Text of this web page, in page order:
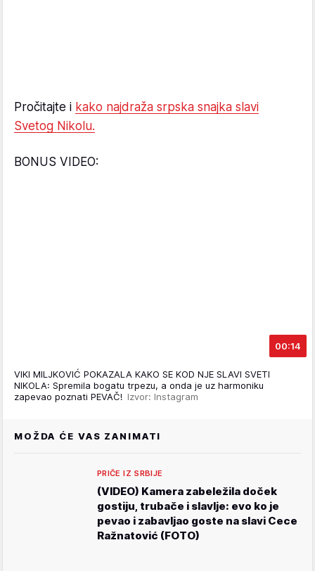
Pročitajte i kako najdraža srpska snajka slavi
Svetog Nikolu.
BONUS VIDEO:
00:14
VIKI MILJKOVIĆ POKAZALA KAKO SE KOD NJE SLAVI SVETI
NIKOLA: Spremila bogatu trpezu, a onda je uz harmoniku
zapevao poznati PEVAČ! Izvor: Instagram
MOŽDA ĆE VAS ZANIMATI
PRIČE IZ SRBIJE
(VIDEO) Kamera zabeležila doček
gostiju, trubače i slavlje: evo ko je
pevao i zabavljao goste na slavi Cece
Ražnatović (FOTO)